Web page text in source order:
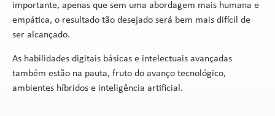
importante, apenas que sem uma abordagem mais humana e
empática, o resultado tão desejado será bem mais difícil de
ser alcançado.
As habilidades digitais básicas e intelectuais avançadas
também estão na pauta, fruto do avanço tecnológico,
ambientes híbridos e inteligência artificial.